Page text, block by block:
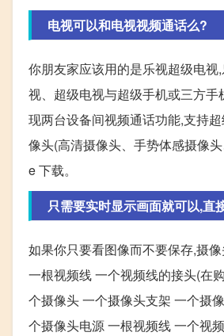
电视可以和电视视频通话么?
你朋友家应该用的是乐视超级电
视、超级电视与超级手机或三方
现两台设备间视频通话功能,支持
像头(高清摄像头、手势体感摄像
e 下载。
只需要实时显示画面就可以,直
如果你只要看图像而不要保存,摄
一根视频线 一个视频线的接头(在
个摄像头 一个摄像头支架 一个摄
个摄像头电源 一根视频线 一个视